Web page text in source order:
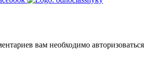
вам необходимо авторизоваться